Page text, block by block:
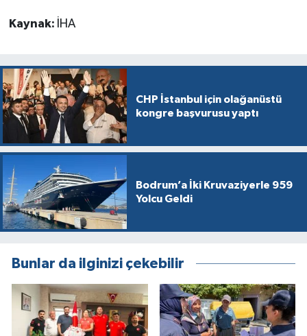
Kaynak: İHA
CHP İstanbul için olağanüstü
kongre başvurusu yaptı
Bodrum’a İki Kruvaziyerle 959
Yolcu Geldi
Bunlar da ilginizi çekebilir